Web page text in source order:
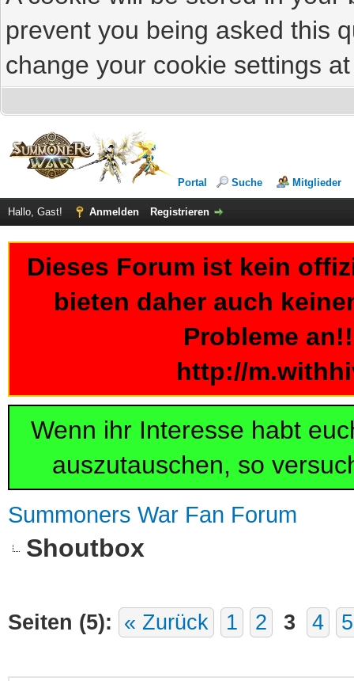
prevent you being asked this
change your cookie settings
Portal Suche Mitglieder
Hallo, Gast! Anmelden Registrieren
Dieses Forum ist kein
bieten daher auch
Probleme
http://
Wenn ihr Interesse habt
auszutauschen, so
Summoners War Fan Forum
Shoutbox
Seiten (5): « Zurück 1 2 3 4 5